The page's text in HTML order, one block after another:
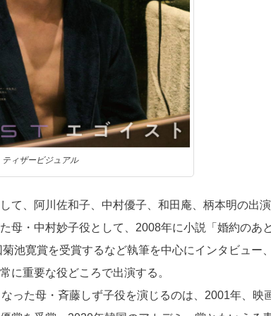
ティザービジュアル
て、阿川佐和子、中村優子、和田庵、柄本明の出演
母・中村妙子役として、2008年に小説「婚約のあ
池寛賞を受賞するなど執筆を中心にインタビュー
に重要な役どころで出演する。
った母・斉藤しず子役を演じるのは、2001年、映